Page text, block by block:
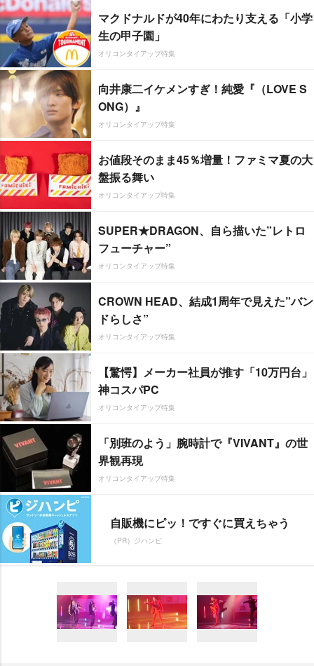
マクドナルドが40年にわたり支える「小学
生の甲子園」
オリコンタイアップ特集
向井康二イケメンすぎ！純愛『（LOVE S
ONG）』
オリコンタイアップ特集
お値段そのまま45％増量！ファミマ夏の大
盤振る舞い
オリコンタイアップ特集
SUPER★DRAGON、自ら描いた”レトロ
フューチャー”
オリコンタイアップ特集
CROWN HEAD、結成1周年で見えた”バン
ドらしさ”
オリコンタイアップ特集
【驚愕】メーカー社員が推す「10万円台」
神コスパPC
オリコンタイアップ特集
「別班のよう」腕時計で『VIVANT』の世
界観再現
オリコンタイアップ特集
自販機にピッ！ですぐに買えちゃう
（PR）ジハンピ